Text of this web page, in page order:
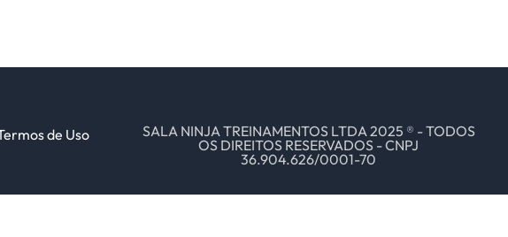
de Uso
SALA NINJA TREINAMENTOS LTDA 2025 ® - TODOS
OS DIREITOS RESERVADOS - CNPJ
36.904.626/0001-70